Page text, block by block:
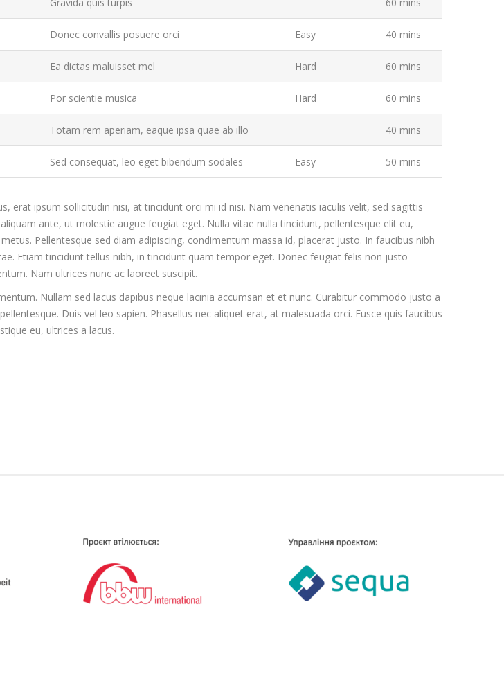
Donec convallis posuere orci Easy 40 mins
Ea dictas maluisset mel Hard 60 mins
Por scientie musica Hard 60 mins
Totam rem aperiam, eaque ipsa quae ab illo 40 mins
Sed consequat, leo eget bibendum sodales Easy 50 mins
erat ipsum sollicitudin nisi, at tincidunt orci mi id nisi. Nam venenatis iaculis velit, sed sagittis
ante, ut molestie augue feugiat eget. Nulla vitae nulla tincidunt, pellentesque elit eu,
Pellentesque sed diam adipiscing, condimentum massa id, placerat justo. In faucibus nibh
Etiam tincidunt tellus nibh, in tincidunt quam tempor eget. Donec feugiat felis non justo
Nam ultrices nunc ac laoreet suscipit.
Nullam sed lacus dapibus neque lacinia accumsan et et nunc. Curabitur commodo justo a
Duis vel leo sapien. Phasellus nec aliquet erat, at malesuada orci. Fusce quis faucibus
eu, ultrices a lacus.